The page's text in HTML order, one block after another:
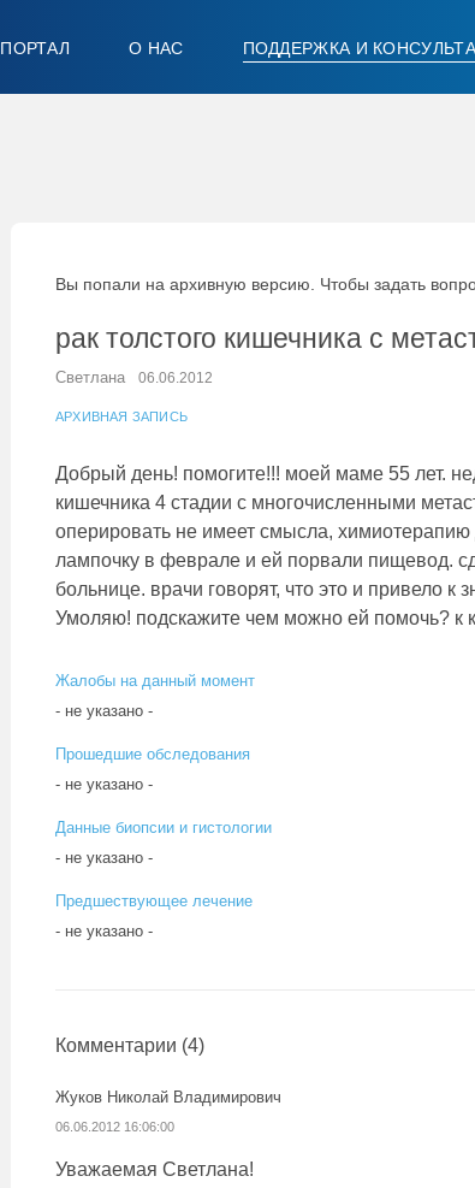
ПОРТАЛ О НАС ПОДДЕРЖКА И
Вы попали на архивную версию. Чтобы задать
рак толстого кишечника с
Светлана 06.06.2012
АРХИВНАЯ ЗАПИСЬ
Добрый день! помогите!!! моей маме 55 лет.
кишечника 4 стадии с многочисленными
оперировать не имеет смысла, химиотерапию
лампочку в феврале и ей порвали пищевод.
больнице. врачи говорят, что это и привело к
Умоляю! подскажите чем можно ей помочь? к
Жалобы на данный момент
- не указано -
Прошедшие обследования
- не указано -
Данные биопсии и гистологии
- не указано -
Предшествующее лечение
- не указано -
Комментарии (4)
Жуков Николай Владимирович
06.06.2012 16:06:00
Уважаемая Светлана!